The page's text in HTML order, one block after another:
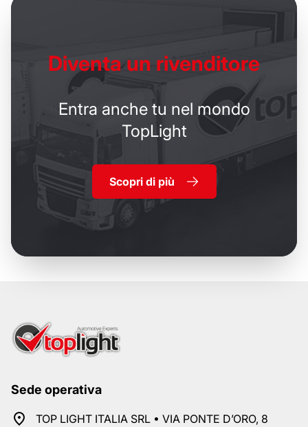
Diventa un rivenditore
Entra anche tu nel mondo
TopLight
Scopri di più
Sede operativa
TOP LIGHT ITALIA SRL • VIA PONTE D’ORO, 8